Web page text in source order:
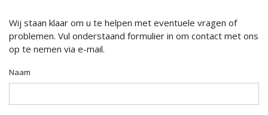
Wij staan ​​klaar om u te helpen met eventuele vragen of
problemen. Vul onderstaand formulier in om contact met ons
op te nemen via e-mail.
Naam